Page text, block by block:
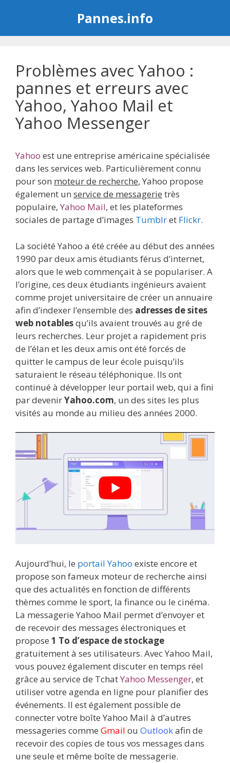
Pannes.info
Problèmes avec Yahoo :
pannes et erreurs avec
Yahoo, Yahoo Mail et
Yahoo Messenger
Yahoo est une entreprise américaine spécialisée
dans les services web. Particulièrement connu
pour son moteur de recherche, Yahoo propose
également un service de messagerie très
populaire, Yahoo Mail, et les plateformes
sociales de partage d’images Tumblret Flickr.
La société Yahoo a été créée au début des années
1990 par deux amis étudiants férus d’internet,
alors que le web commençait à se populariser. A
l’origine, ces deux étudiants ingénieurs avaient
comme projet universitaire de créer un annuaire
afin d’indexer l’ensemble des adresses de sites
web notablesqu’ils avaient trouvés au gré de
leurs recherches. Leur projet a rapidement pris
de l’élan et les deux amis ont été forcés de
quitter le campus de leur école puisqu’ils
saturaient le réseau téléphonique. Ils ont
continué à développer leur portail web, qui a fini
par devenirYahoo.com, un des sites les plus
visités au monde au milieu des années 2000.
Aujourd’hui, le portail Yahoo existe encore et
propose son fameux moteur de recherche ainsi
que des actualités en fonction de différents
thèmes comme le sport, la finance ou le cinéma.
La messagerie Yahoo Mail permet d’envoyer et
de recevoir des messages électroniques et
propose 1 To d’espace de stockage
gratuitement à ses utilisateurs. Avec Yahoo Mail,
vous pouvez également discuter en temps réel
grâce au service de TchatYahoo Messenger, et
utiliser votre agenda en ligne pour planifier des
événements. Il est également possible de
connecter votre boîte Yahoo Mail à d’autres
messageries comme Gmail ou Outlookafin de
recevoir des copies de tous vos messages dans
une seule et même boîte de messagerie.